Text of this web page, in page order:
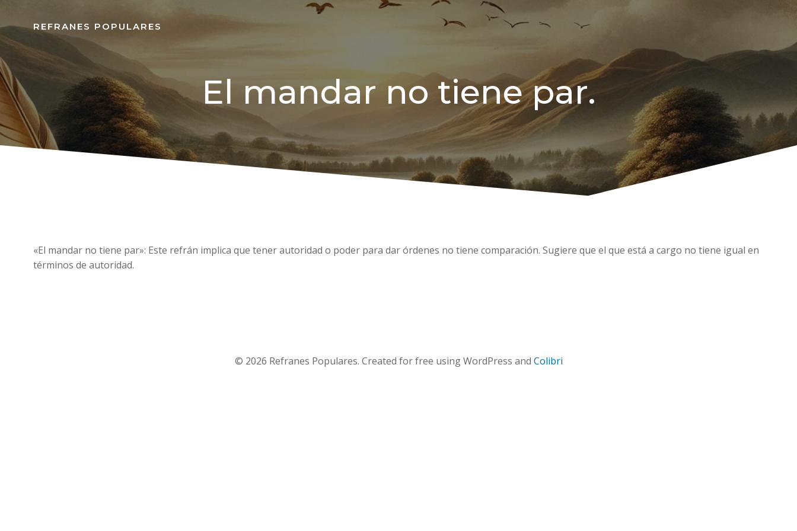
REFRANES POPULARES
El mandar no tiene par.
«El mandar no tiene par»: Este refrán implica que tener autoridad o poder para dar órdenes no tiene comparación. Sugiere que el que está a cargo no tiene igual en
términos de autoridad.
© 2026 Refranes Populares. Created for free using WordPress and Colibri